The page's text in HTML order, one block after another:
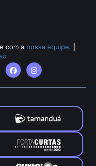
com a nossa equipe.